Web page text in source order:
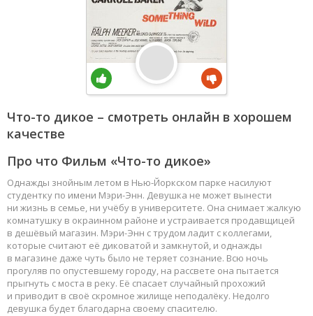
Что-то дикое – смотреть онлайн в хорошем
качестве
Про что Фильм «Что-то дикое»
Однажды знойным летом в Нью-Йоркском парке насилуют
студентку по имени Мэри-Энн. Девушка не может вынести
ни жизнь в семье, ни учёбу в университете. Она снимает жалкую
комнатушку в окраинном районе и устраивается продавщицей
в дешёвый магазин. Мэри-Энн с трудом ладит с коллегами,
которые считают её диковатой и замкнутой, и однажды
в магазине даже чуть было не теряет сознание. Всю ночь
прогуляв по опустевшему городу, на рассвете она пытается
прыгнуть с моста в реку. Её спасает случайный прохожий
и приводит в своё скромное жилище неподалёку. Недолго
девушка будет благодарна своему спасителю.